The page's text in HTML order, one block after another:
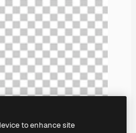
to enhance site